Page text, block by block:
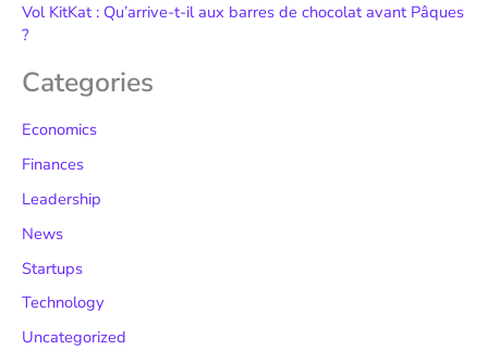
Vol KitKat : Qu’arrive-t-il aux barres de chocolat avant Pâques
?
Categories
Economics
Finances
Leadership
News
Startups
Technology
Uncategorized